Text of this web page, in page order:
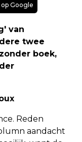
Google
van
twee
boek,
Reden
aandacht